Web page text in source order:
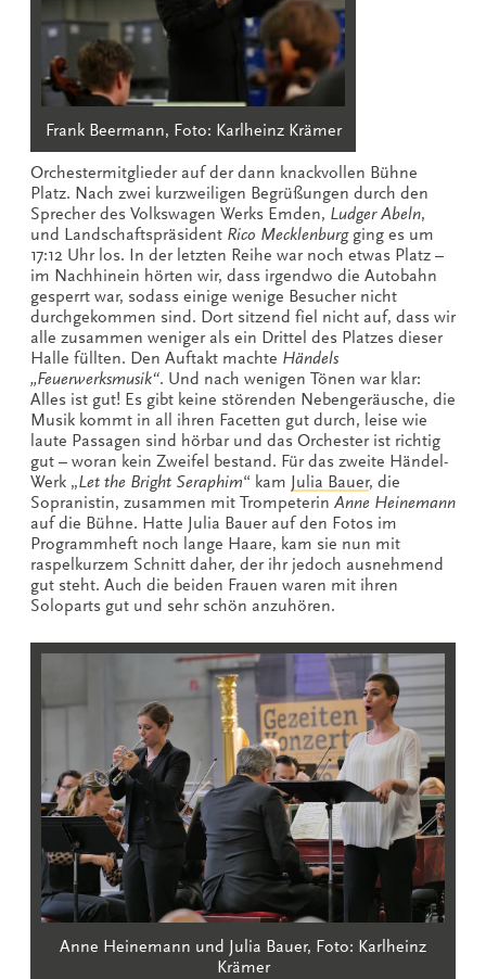
Frank Beermann, Foto: Karlheinz Krämer
Orchestermitglieder auf der dann knackvollen Bühne
Platz. Nach zwei kurzweiligen Begrüßungen durch den
Sprecher des Volkswagen Werks Emden, Ludger Abeln,
und Landschaftspräsident Rico Mecklenburgging es um
17:12 Uhr los. In der letzten Reihe war noch etwas Platz –
im Nachhinein hörten wir, dass irgendwo die Autobahn
gesperrt war, sodass einige wenige Besucher nicht
durchgekommen sind. Dort sitzend fiel nicht auf, dass wir
alle zusammen weniger als ein Drittel des Platzes dieser
Halle füllten. Den Auftakt machte Händels
„Feuerwerksmusik“. Und nach wenigen Tönen war klar:
Alles ist gut! Es gibt keine störenden Nebengeräusche, die
Musik kommt in all ihren Facetten gut durch, leise wie
laute Passagen sind hörbar und das Orchester ist richtig
gut – woran kein Zweifel bestand. Für das zweite Händel-
Werk „Let the Bright Seraphim“ kam Julia Bauer, die
Sopranistin, zusammen mit Trompeterin Anne Heinemann
auf die Bühne. Hatte Julia Bauer auf den Fotos im
Programmheft noch lange Haare, kam sie nun mit
raspelkurzem Schnitt daher, der ihr jedoch ausnehmend
gut steht. Auch die beiden Frauen waren mit ihren
Soloparts gut und sehr schön anzuhören.
Anne Heinemann und Julia Bauer, Foto: Karlheinz
Krämer